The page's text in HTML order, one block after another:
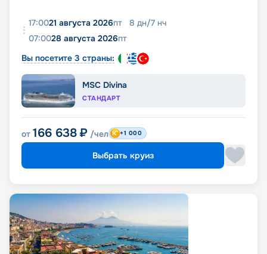
17:0021 августа 2026пт 8 дн/7 нч
07:0028 августа 2026пт
Вы посетите 3 страны:
MSC Divina
СТАНДАРТ
от 166 638 ₽ /чел +1 000
Выбрать круиз